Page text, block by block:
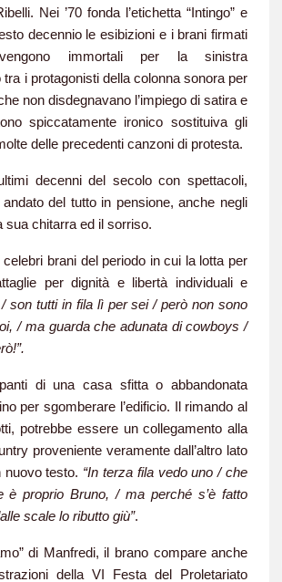
Nei ’70 fonda l’etichetta “Intingo” e
decennio le esibizioni e i brani firmati
immortali per la sinistra
i protagonisti della colonna sonora per
non disdegnavano l’impiego di satira e
spiccatamente ironico sostituiva gli
delle precedenti canzoni di protesta.
decenni del secolo con spettacoli,
del tutto in pensione, anche negli
sua chitarra ed il sorriso.
brani del periodo in cui la lotta per
per dignità e libertà individuali e
son tutti in fila lì per sei / però non sono
/ ma guarda che adunata di cowboys /
di una casa sfitta o abbandonata
per sgomberare l’edificio. Il rimando al
potrebbe essere un collegamento alla
proveniente veramente dall’altro lato
nuovo testo. “In terza fila vedo uno / che
proprio Bruno, / ma perché s’è fatto
scale lo ributto giù”.
di Manfredi, il brano compare anche
della VI Festa del Proletariato